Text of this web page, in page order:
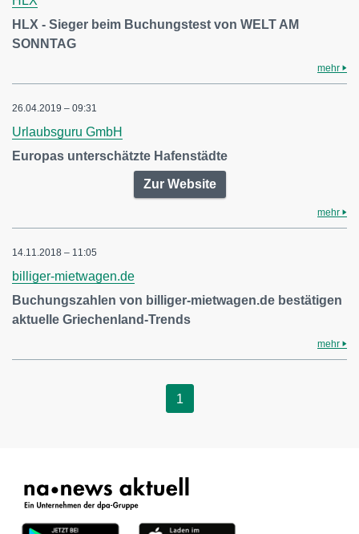
HLX - Sieger beim Buchungstest von WELT AM
SONNTAG
mehr
26.04.2019 – 09:31
Urlaubsguru GmbH
Europas unterschätzte Hafenstädte
Zur Website
mehr
14.11.2018 – 11:05
billiger-mietwagen.de
Buchungszahlen von billiger-mietwagen.de bestätigen
aktuelle Griechenland-Trends
mehr
1